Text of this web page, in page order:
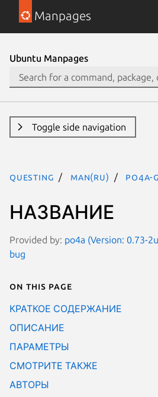
Manpages
Ubuntu Manpages
Toggle side navigation
questing man(ru) po4a-
НАЗВАНИЕ
Provided by: po4a (Version: 0.73-
bug
On this page
КРАТКОЕ СОДЕРЖАНИЕ
ОПИСАНИЕ
ПАРАМЕТРЫ
СМОТРИТЕ ТАКЖЕ
АВТОРЫ